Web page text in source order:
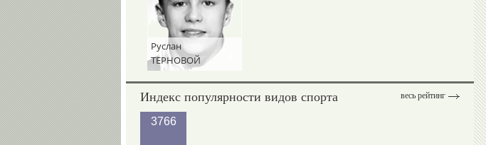
Руслан
ТЕРНОВОЙ
весь рейтинг
Индекс популярности видов спорта
3766